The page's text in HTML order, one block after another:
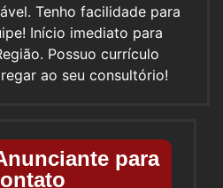
Tenho facilidade para
Início imediato para
Possuo currículo
ao seu consultório!
para